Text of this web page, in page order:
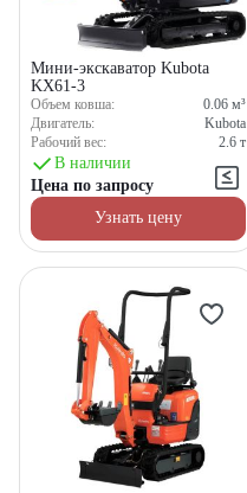
Мини-экскаватор Kubota
KX61-3
Объем ковша: 0.06 м³
Двигатель:
Kubota
Рабочий вес:
2.6 т
В наличии
Цена по запросу
Узнать цену